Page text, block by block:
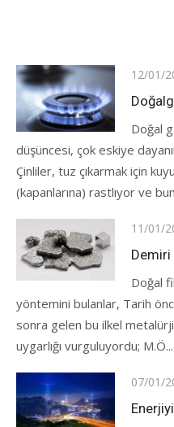
Posted
on
12/01/
Doğal
düşüncesi, çok eskiye
Çinliler, tuz çıkarmak için
(kapanlarına) rastlıyor ve
Posted
on
11/01/
Demiri
Doğal
yöntemini bulanlar, Tarih
sonra gelen bu ilkel
uygarlığı vurguluyordu; M.Ö...
Posted
on
07/01/